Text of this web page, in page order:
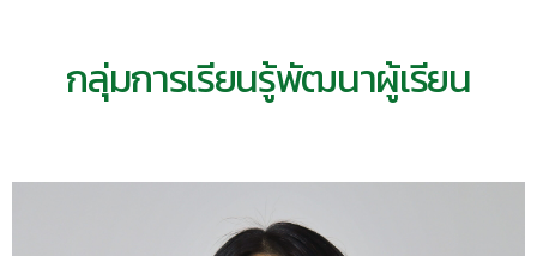
กลุ่มการเรียนรู้พัฒนาผู้เรียน